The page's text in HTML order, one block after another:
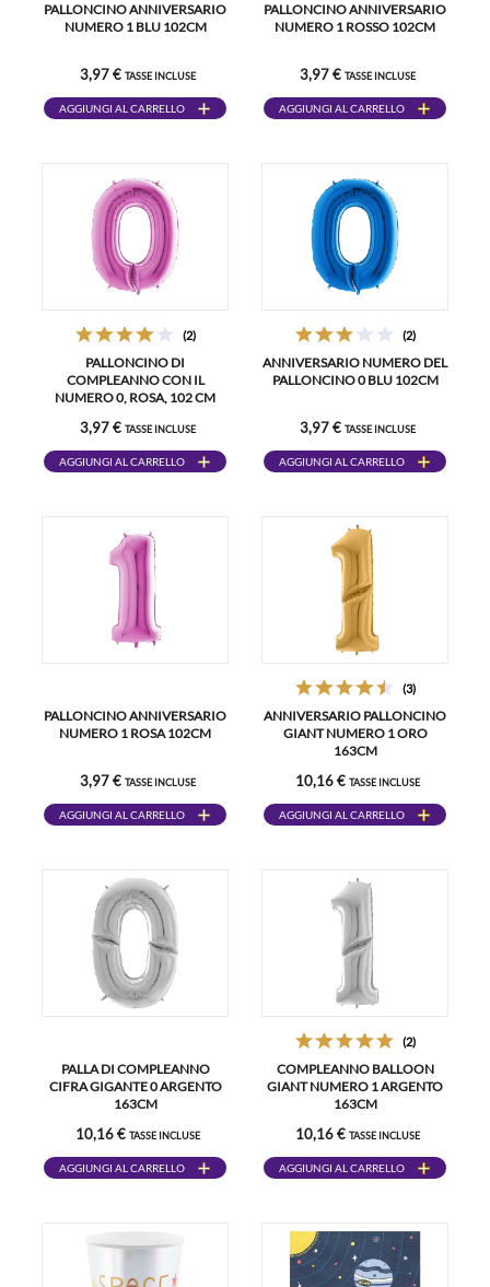
PALLONCINO ANNIVERSARIO
NUMERO 1 BLU 102CM
3,97 € TASSE INCLUSE
AGGIUNGI AL CARRELLO
PALLONCINO ANNIVERSARIO
NUMERO 1 ROSSO 102CM
3,97 € TASSE INCLUSE
AGGIUNGI AL CARRELLO
(2)
PALLONCINO DI
COMPLEANNO CON IL
NUMERO 0, ROSA, 102 CM
3,97 € TASSE INCLUSE
AGGIUNGI AL CARRELLO
(2)
ANNIVERSARIO NUMERO DEL
PALLONCINO 0 BLU 102CM
3,97 € TASSE INCLUSE
AGGIUNGI AL CARRELLO
PALLONCINO ANNIVERSARIO
NUMERO 1 ROSA 102CM
3,97 € TASSE INCLUSE
AGGIUNGI AL CARRELLO
(3)
ANNIVERSARIO PALLONCINO
GIANT NUMERO 1 ORO
163CM
10,16 € TASSE INCLUSE
AGGIUNGI AL CARRELLO
PALLA DI COMPLEANNO
CIFRA GIGANTE 0 ARGENTO
163CM
10,16 € TASSE INCLUSE
AGGIUNGI AL CARRELLO
(2)
COMPLEANNO BALLOON
GIANT NUMERO 1 ARGENTO
163CM
10,16 € TASSE INCLUSE
AGGIUNGI AL CARRELLO